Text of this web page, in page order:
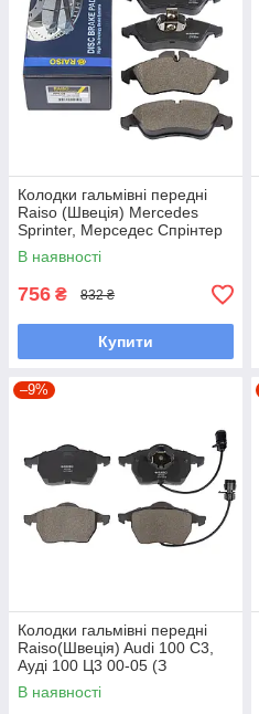
Колодки гальмівні передні
Raiso (Швеція) Mercedes
Sprinter, Мерседес Спрінтер
94-06 #RP1220 UAMGHTJ7
В наявності
756 ₴ 832 ₴
Купити
–9%
Колодки гальмівні передні
Raiso(Швеція) Audi 100 C3,
Ауді 100 Ц3 00-05 (З
Датчиком) #RP1049
UAZADYX7
В наявності